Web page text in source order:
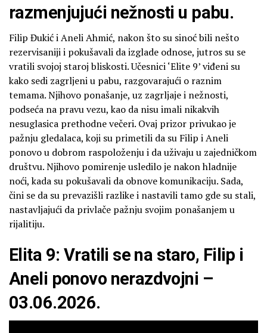
razmenjujući nežnosti u pabu.
Filip Đukić i Aneli Ahmić, nakon što su sinoć bili nešto
rezervisaniji i pokušavali da izglade odnose, jutros su se
vratili svojoj staroj bliskosti. Učesnici ‘Elite 9’ viđeni su
kako sedi zagrljeni u pabu, razgovarajući o raznim
temama. Njihovo ponašanje, uz zagrljaje i nežnosti,
podseća na pravu vezu, kao da nisu imali nikakvih
nesuglasica prethodne večeri. Ovaj prizor privukao je
pažnju gledalaca, koji su primetili da su Filip i Aneli
ponovo u dobrom raspoloženju i da uživaju u zajedničkom
društvu. Njihovo pomirenje usledilo je nakon hladnije
noći, kada su pokušavali da obnove komunikaciju. Sada,
čini se da su prevazišli razlike i nastavili tamo gde su stali,
nastavljajući da privlače pažnju svojim ponašanjem u
rijalitiju.
Elita 9: Vratili se na staro, Filip i
Aneli ponovo nerazdvojni –
03.06.2026.